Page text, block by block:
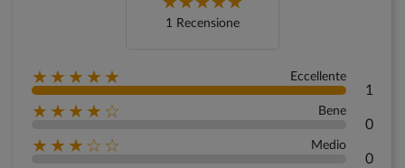
1 Recensione
★★★★★ Eccellente
1
★★★★☆ Bene
0
★★★☆☆ Medio
0